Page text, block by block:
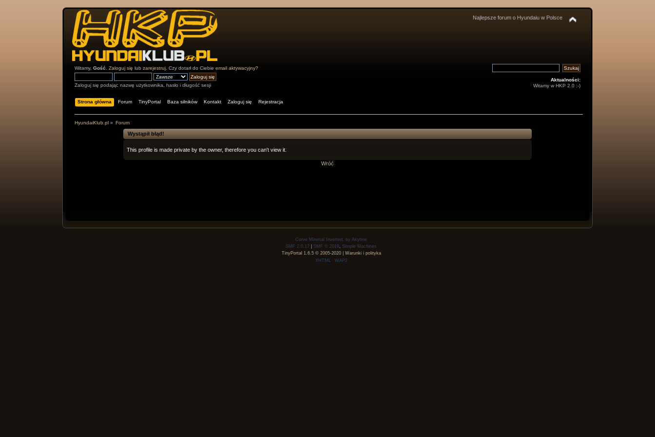
Najlepsze forum o Hyundaiu w Polsce
Witamy, Gość Zaloguj się lub zarejestruj. Czy dotarł do Ciebie email aktywacyjny?
Zaloguj się podając nazwę użytkownika, hasło i długość sesji
Aktualności:
Witamy w HKP 2.0 :-)
Strona główna Forum TinyPortal Baza silników Kontakt Zaloguj się Rejestracja
HyundaiKlub.pl » Forum
Wystąpił błąd!
This profile is made private by the owner, therefore you can't view it.
Wróć
Curve Minimal Inverted, by Akyhne
SMF 2.0.17
SMF © 2019, Simple Machines
TinyPortal 1.6.5© 2005-2020| Warunki i polityka
XHTML
WAP2